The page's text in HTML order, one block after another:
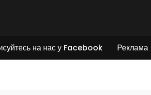
на нас у Facebook Реклама